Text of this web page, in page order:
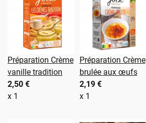
Préparation Crème
vanille tradition
2,50 €
x 1
Préparation Crème
brulée aux œufs
2,19 €
x 1